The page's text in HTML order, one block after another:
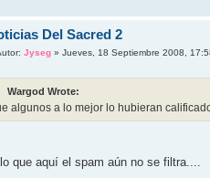
Del Sacred 2
Jyseg » Jueves, 18 Septiembre 2008,
Wargod Wrote:
algunos a lo mejor lo hubieran
que aquí el spam aún no se filtra....